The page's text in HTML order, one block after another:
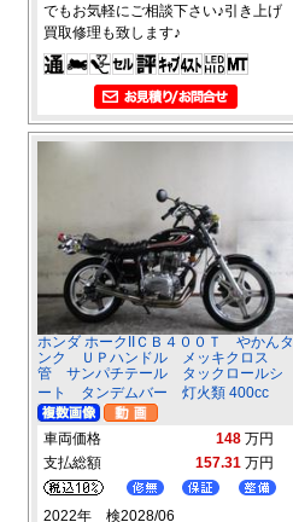
でもお気軽にご相談下さい♪引き上げ
買取修理も致します♪
ホンダ ホークIIＣＢ４００Ｔ やかんタ
ンク ＵＰハンドル メッキクロス
管 サンパチテール タックロールシ
ート タンデムバー 灯火類 400cc
車両価格 148 万円
支払総額
157.31 万円
2022年 検2028/06